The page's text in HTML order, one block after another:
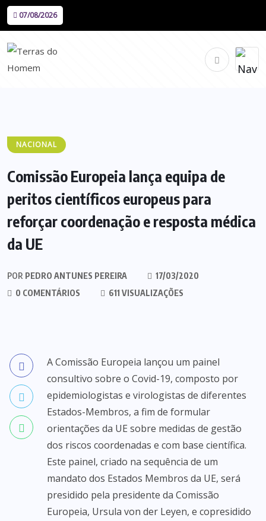
07/08/2026
NACIONAL
Comissão Europeia lança equipa de
peritos científicos europeus para
reforçar coordenação e resposta médica
da UE
POR PEDRO ANTUNES PEREIRA
17/03/2020
0 COMENTÁRIOS
611 VISUALIZAÇÕES
A Comissão Europeia lançou um painel
consultivo sobre o Covid-19, composto por
epidemiologistas e virologistas de diferentes
Estados-Membros, a fim de formular
orientações da UE sobre medidas de gestão
dos riscos coordenadas e com base científica.
Este painel, criado na sequência de um
mandato dos Estados Membros da UE, será
presidido pela presidente da Comissão
Europeia, Ursula von der Leyen, e copresidido